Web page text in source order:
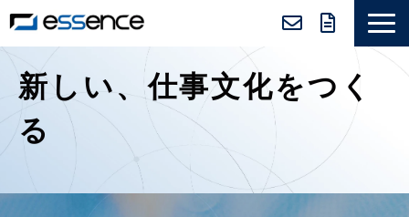
ニュース＆トピックス
会社紹介
導入事例
新しい、仕事文化をつく
る